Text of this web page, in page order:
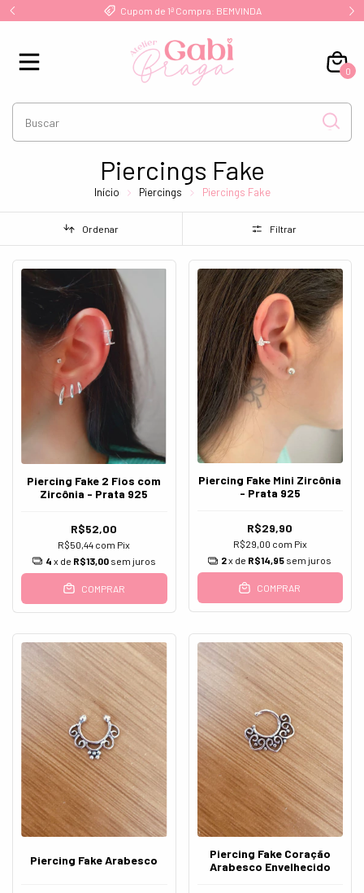
Cupom de 1ª Compra: BEMVINDA
0
Piercings Fake
Início Piercings Piercings Fake
Ordenar Filtrar
Piercing Fake 2 Fios com
Zircônia - Prata 925
R$52,00
R$50,44 com Pix
4 x de R$13,00 sem juros
COMPRAR
Piercing Fake Mini Zircônia
- Prata 925
R$29,90
R$29,00 com Pix
2x de R$14,95 sem juros
COMPRAR
Piercing Fake Arabesco
Piercing Fake Coração
Arabesco Envelhecido